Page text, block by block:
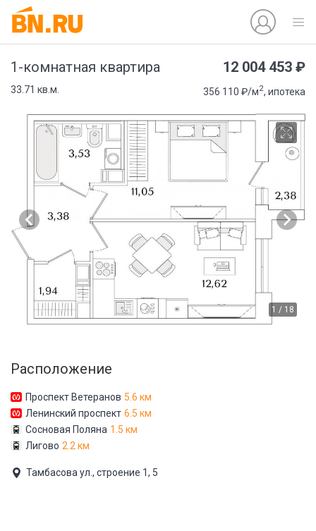
1-комнатная квартира 12 004 453 ₽
33.71 кв.м. 356 110 ₽/м2, ипотека
1 / 18
Расположение
Проспект Ветеранов 5.6 км
Ленинский проспект 6.5 км
Сосновая Поляна 1.5 км
Лигово 2.2 км
Тамбасова ул., строение 1, 5